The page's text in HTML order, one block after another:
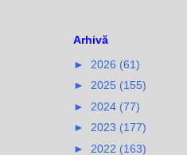
Arhivă
► 2026 (61)
► 2025 (155)
► 2024 (77)
► 2023 (177)
► 2022 (163)